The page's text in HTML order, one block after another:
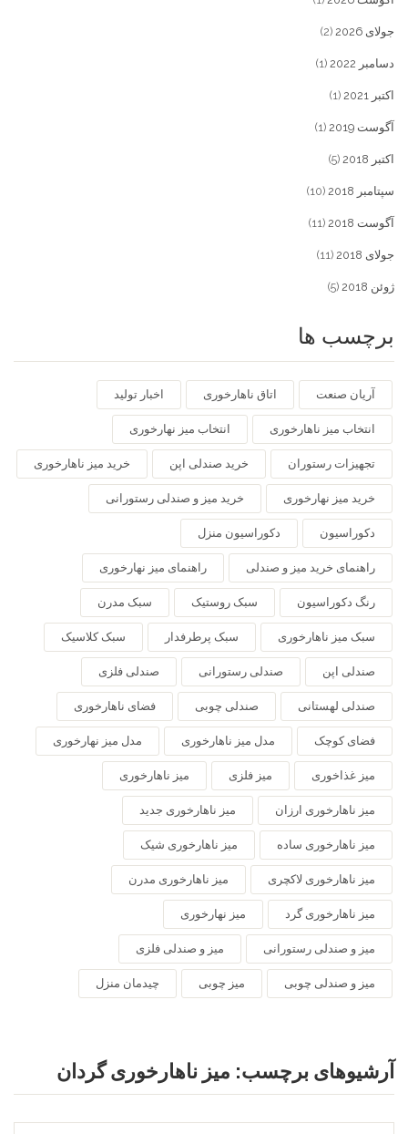
جولای 2026 (2)
دسامبر 2022 (1)
اکتبر 2021 (1)
آگوست 2019 (1)
اکتبر 2018 (5)
سپتامبر 2018 (10)
آگوست 2018 (11)
جولای 2018 (11)
ژوئن 2018 (5)
برچسب ها
آریان صنعت اتاق ناهارخوری اخبار تولید
انتخاب میز ناهارخوری انتخاب میز نهارخوری
تجهیزات رستوران خرید صندلی اپن خرید میز ناهارخوری
خرید میز نهارخوری خرید میز و صندلی رستورانی
دکوراسیون دکوراسیون منزل
راهنمای خرید میز و صندلی راهنمای میز نهارخوری
رنگ دکوراسیون سبک روستیک سبک مدرن
سبک میز ناهارخوری سبک پرطرفدار سبک کلاسیک
صندلی اپن صندلی رستورانی صندلی فلزی
صندلی لهستانی صندلی چوبی فضای ناهارخوری
فضای کوچک مدل میز ناهارخوری مدل میز نهارخوری
میز غذاخوری میز فلزی میز ناهارخوری
میز ناهارخوری ارزان میز ناهارخوری جدید
میز ناهارخوری ساده میز ناهارخوری شیک
میز ناهارخوری لاکچری میز ناهارخوری مدرن
میز ناهارخوری گرد میز نهارخوری
میز و صندلی رستورانی میز و صندلی فلزی
میز و صندلی چوبی میز چوبی چیدمان منزل
آرشیوهای برچسب: میز ناهارخوری گردان